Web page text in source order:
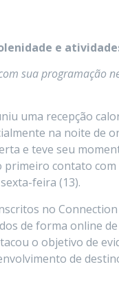
e
sua programação
uma recepção
na noite de
e teve seu
contato
feira (13).
no
de forma online
o objetivo de
de